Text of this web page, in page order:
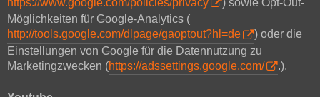
Möglichkeiten für Google-Analytics (
http://tools.google.com/dlpage/gaoptout?hl=de
) oder die
Einstellungen von Google für die Datennutzung zu
Marketingzwecken (https://adssettings.google.com/ .).